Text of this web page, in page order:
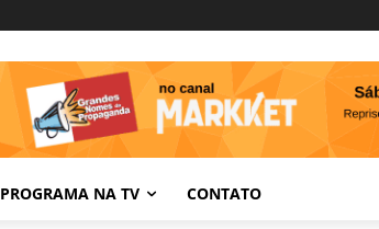
PROGRAMA NA TV CONTATO